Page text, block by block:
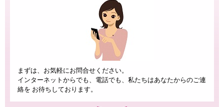
まずは、お気軽にお問合せください。
インターネットからでも、電話でも、私たちはあなたからのご連
絡を お待ちしております。